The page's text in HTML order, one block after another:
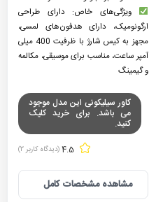
ویژگی‌های خاص: دارای طراحی
ارگونومیک، دارای هدفون‌های لمسی،
مجهز به کیس شارژ با ظرفیت 400 میلی
آمپر ساعت، مناسب برای موسیقی، مکالمه
و گیمینگ
کاور سیلیکونی این مدل موجود
می باشد. برای خرید کلیک
کنید.
4.5(دیدگاه کاربر2
)
مشاهده مشخصات کامل